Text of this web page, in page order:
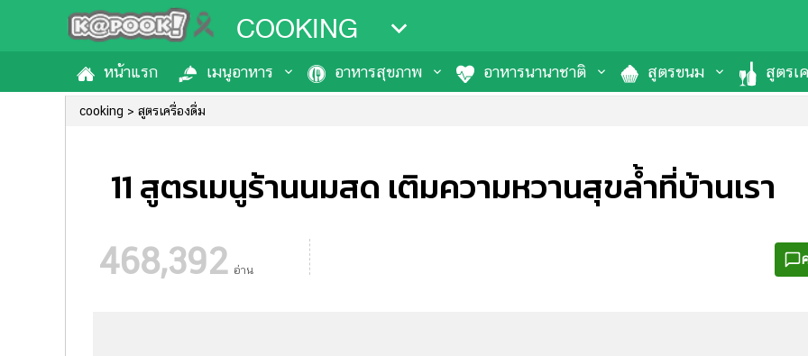
COOKING
หน้าแรก เมนูอาหาร อาหารสุขภาพ อาหารนานาชาติ สูตรขนม สูตรเ
cooking สูตรเครื่องดื่ม
11 สูตรเมนูร้านนมสด เติมความหวานสุขล้ำที่บ้านเรา
468,392 อ่าน